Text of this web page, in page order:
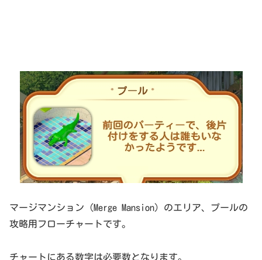
マージマンション（Merge Mansion）のエリア、プールの
攻略用フローチャートです。
チャートにある数字は必要数となります。